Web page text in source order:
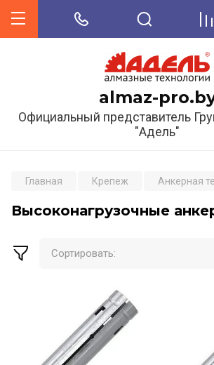
almaz-
Официальный представитель
"Адель"
Главная Крепеж Анкерная
Высоконагрузочные
Сортировать: